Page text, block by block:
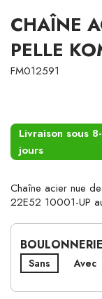
CHAÎNE
PELLE
FM012591
Livraison sous
jours
Chaîne acier nue
22E52 10001-UP
Sans Avec